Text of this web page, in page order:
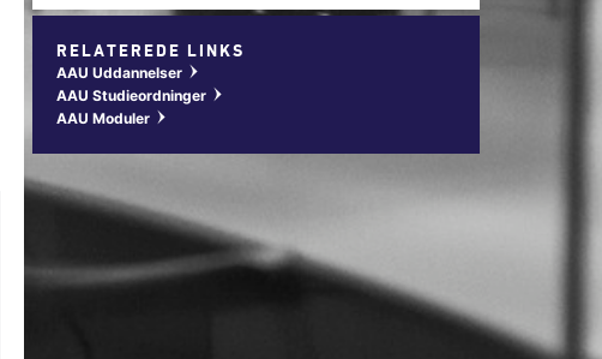
RELATEREDE LINKS
AAU Uddannelser w
AAU Studieordninger w
AAU Moduler w